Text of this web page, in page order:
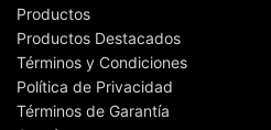
Productos
Productos Destacados
Términos y Condiciones
Política de Privacidad
Términos de Garantía